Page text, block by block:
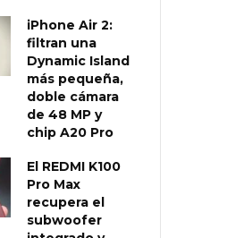
iPhone Air 2:
filtran una
Dynamic Island
más pequeña,
doble cámara
de 48 MP y
chip A20 Pro
El REDMI K100
Pro Max
recupera el
subwoofer